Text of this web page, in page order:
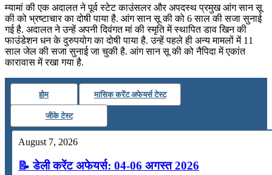
म्यामां की एक अदालत ने पूर्व स्टेट काउंसलर और अपदस्थ प्रमुख आंग सान सू
की को भ्रष्टाचार का दोषी पाया है. आंग सान सू की को 6 साल की सजा सुनाई
गई है. अदालत ने उन्हें अपनी दिवंगत मां की स्मृति में स्थापित डाव खिन की
फाउंडेशन धन के दुरुपयोग का दोषी पाया है. उन्हें पहले ही अन्य मामलों में 11
साल जेल की सजा सुनाई जा चुकी है. आंग सान सू की को नैपिदा में एकांत
कारावास में रखा गया है.
होम मासिक करेंट अफेयर्स टेस्ट
जीके टेस्ट
August 7, 2026
📝 डेली करेंट अफेयर्स: 04-06 अगस्त 2026